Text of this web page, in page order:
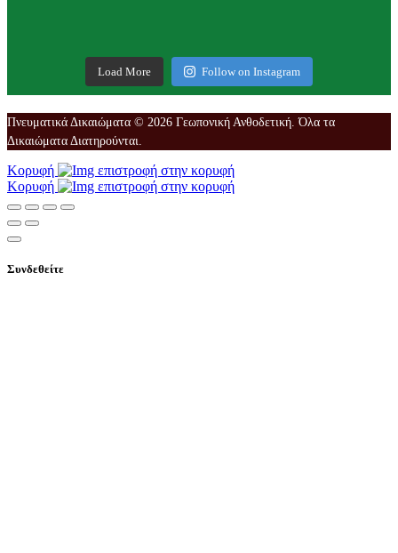
Load More Follow on Instagram
Πνευματικά Δικαιώματα © 2026 Γεωπονική Ανθοδετική. Όλα τα
Δικαιώματα Διατηρούνται.
Κορυφή
Κορυφή
Συνδεθείτε